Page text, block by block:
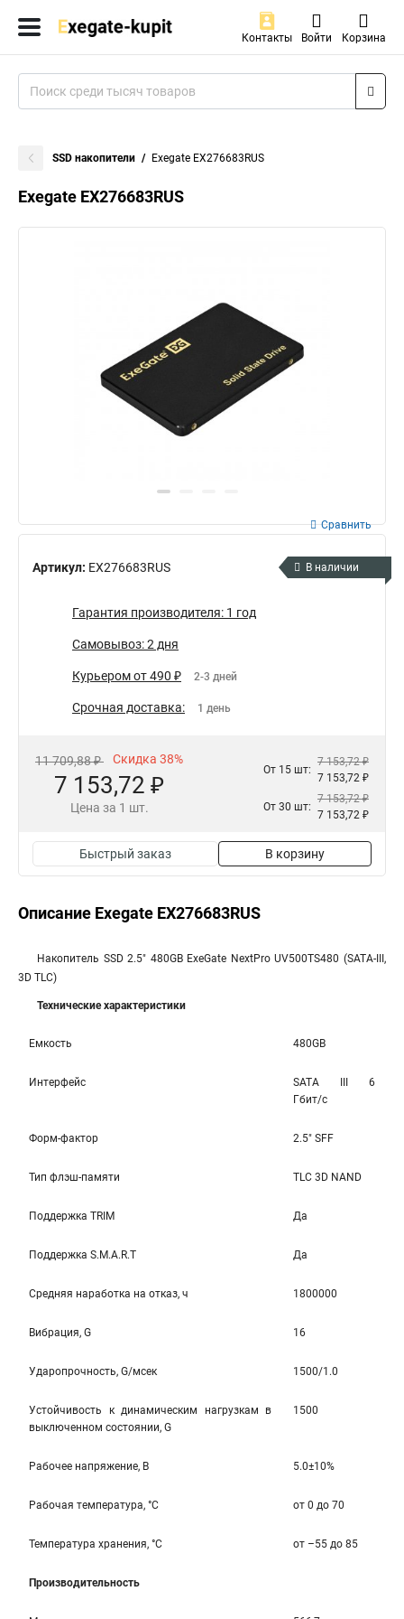
Контакты Войти Корзина
SSD накопители Exegate EX276683RUS
Exegate EX276683RUS
Артикул: EX276683RUS
Сравнить
В наличии
Гарантия производителя: 1 год
Самовывоз: 2 дня
Курьером от 490 ₽ 2-3 дней
Срочная доставка: 1 день
11 709,88 ₽ Скидка 38%
7 153,72 ₽
Цена за 1 шт.
От 15 шт:
7 153,72 ₽
7 153,72 ₽
От 30 шт:
7 153,72 ₽
7 153,72 ₽
Быстрый заказ В корзину
Описание Exegate EX276683RUS
Накопитель SSD 2.5" 480GB ExeGate NextPro UV500TS480 (SATA-III,
3D TLC)
Технические характеристики
Емкость 480GB
Интерфейс
SATA III 6
Гбит/c
Форм-фактор 2.5" SFF
Тип флэш-памяти TLC 3D NAND
Поддержка TRIM Да
Поддержка S.M.A.R.T Да
Средняя наработка на отказ, ч 1800000
Вибрация, G 16
Ударопрочность, G/мсек 1500/1.0
Устойчивость к динамическим нагрузкам в
выключенном состоянии, G
1500
Рабочее напряжение, В 5.0±10%
Рабочая температура, °С от 0 до 70
Температура хранения, °С от –55 до 85
Производительность